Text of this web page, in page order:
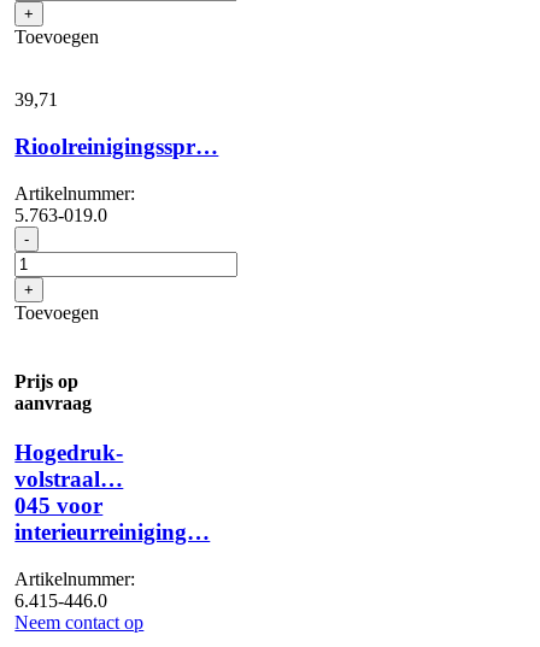
interieurreiniging...
aantal
+
Toevoegen
39,71
Rioolreinigingsspr…
Artikelnummer:
5.763-019.0
- Rioolreinigingsspr...
aantal
+
Toevoegen
Prijs op
aanvraag
Hogedruk-
volstraal…
045 voor
interieurreiniging…
Artikelnummer:
6.415-446.0
Neem contact op